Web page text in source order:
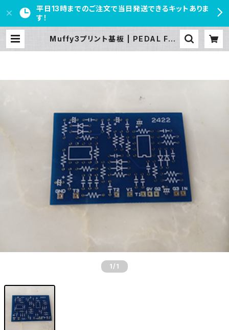
平日13時までのご注文で当日発送できるキットありま
す！
Muffy3プリント基板 | PEDAL FRE
1 /1